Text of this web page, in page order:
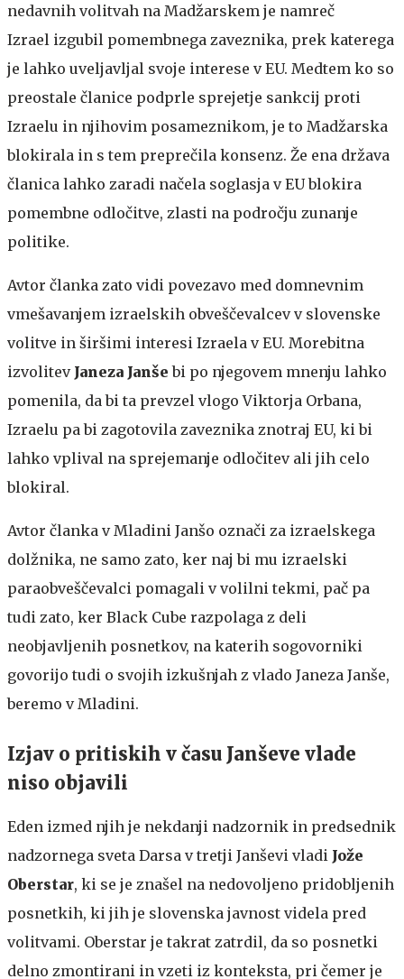
nedavnih volitvah na Madžarskem je namreč
Izrael izgubil pomembnega zaveznika, prek katerega
je lahko uveljavljal svoje interese v EU. Medtem ko so
preostale članice podprle sprejetje sankcij proti
Izraelu in njihovim posameznikom, je to Madžarska
blokirala in s tem preprečila konsenz. Že ena država
članica lahko zaradi načela soglasja v EU blokira
pomembne odločitve, zlasti na področju zunanje
politike.
Avtor članka zato vidi povezavo med domnevnim
vmešavanjem izraelskih obveščevalcev v slovenske
volitve in širšimi interesi Izraela v EU. Morebitna
izvolitev Janeza Janše bi po njegovem mnenju lahko
pomenila, da bi ta prevzel vlogo Viktorja Orbana,
Izraelu pa bi zagotovila zaveznika znotraj EU, ki bi
lahko vplival na sprejemanje odločitev ali jih celo
blokiral.
Avtor članka v Mladini Janšo označi za izraelskega
dolžnika, ne samo zato, ker naj bi mu izraelski
paraobveščevalci pomagali v volilni tekmi, pač pa
tudi zato, ker Black Cube razpolaga z deli
neobjavljenih posnetkov, na katerih sogovorniki
govorijo tudi o svojih izkušnjah z vlado Janeza Janše,
beremo v Mladini.
Izjav o pritiskih v času Janševe vlade
niso objavili
Eden izmed njih je nekdanji nadzornik in predsednik
nadzornega sveta Darsa v tretji Janševi vladi Jože
Oberstar, ki se je znašel na nedovoljeno pridobljenih
posnetkih, ki jih je slovenska javnost videla pred
volitvami. Oberstar je takrat zatrdil, da so posnetki
delno zmontirani in vzeti iz konteksta, pri čemer je